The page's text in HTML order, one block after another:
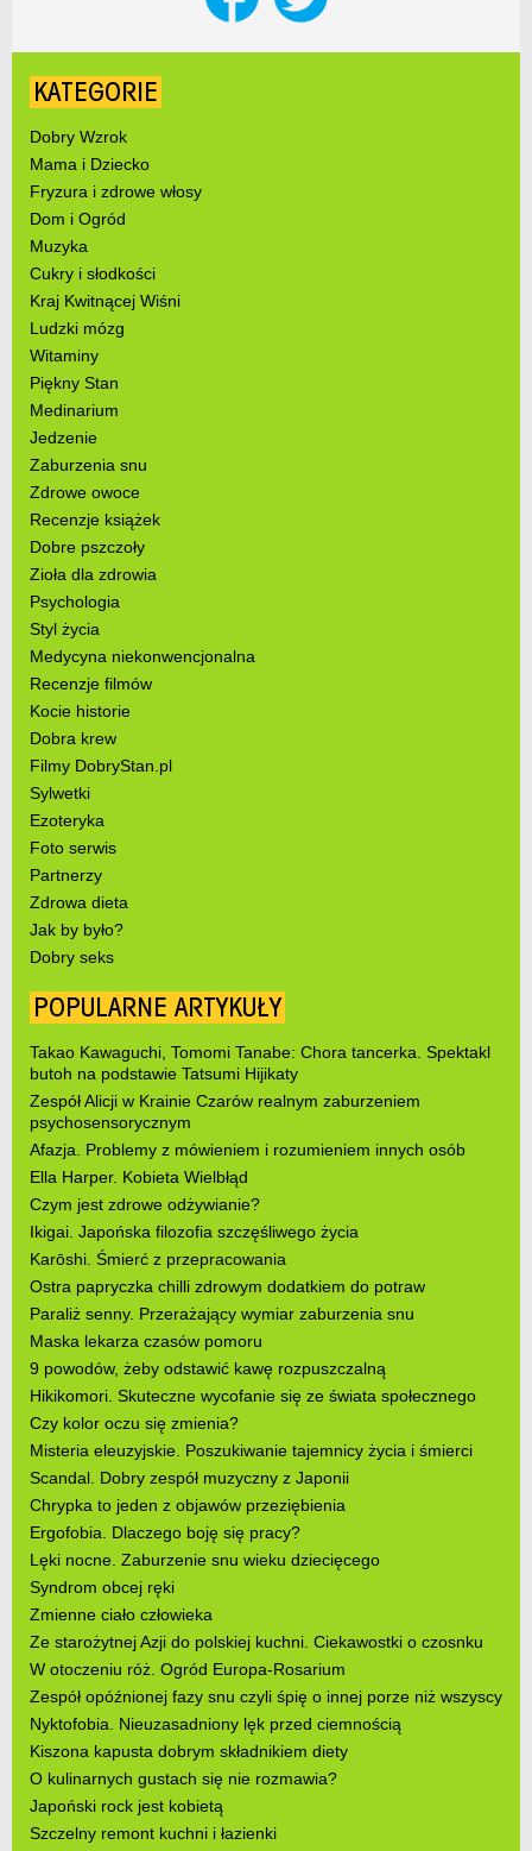
KATEGORIE
Dobry Wzrok
Mama i Dziecko
Fryzura i zdrowe włosy
Dom i Ogród
Muzyka
Cukry i słodkości
Kraj Kwitnącej Wiśni
Ludzki mózg
Witaminy
Piękny Stan
Medinarium
Jedzenie
Zaburzenia snu
Zdrowe owoce
Recenzje książek
Dobre pszczoły
Zioła dla zdrowia
Psychologia
Styl życia
Medycyna niekonwencjonalna
Recenzje filmów
Kocie historie
Dobra krew
Filmy DobryStan.pl
Sylwetki
Ezoteryka
Foto serwis
Partnerzy
Zdrowa dieta
Jak by było?
Dobry seks
POPULARNE ARTYKUŁY
Takao Kawaguchi, Tomomi Tanabe: Chora tancerka. Spektakl
butoh na podstawie Tatsumi Hijikaty
Zespół Alicji w Krainie Czarów realnym zaburzeniem
psychosensorycznym
Afazja. Problemy z mówieniem i rozumieniem innych osób
Ella Harper. Kobieta Wielbłąd
Czym jest zdrowe odżywianie?
Ikigai. Japońska filozofia szczęśliwego życia
Karōshi. Śmierć z przepracowania
Ostra papryczka chilli zdrowym dodatkiem do potraw
Paraliż senny. Przerażający wymiar zaburzenia snu
Maska lekarza czasów pomoru
9 powodów, żeby odstawić kawę rozpuszczalną
Hikikomori. Skuteczne wycofanie się ze świata społecznego
Czy kolor oczu się zmienia?
Misteria eleuzyjskie. Poszukiwanie tajemnicy życia i śmierci
Scandal. Dobry zespół muzyczny z Japonii
Chrypka to jeden z objawów przeziębienia
Ergofobia. Dlaczego boję się pracy?
Lęki nocne. Zaburzenie snu wieku dziecięcego
Syndrom obcej ręki
Zmienne ciało człowieka
Ze starożytnej Azji do polskiej kuchni. Ciekawostki o czosnku
W otoczeniu róż. Ogród Europa-Rosarium
Zespół opóźnionej fazy snu czyli śpię o innej porze niż wszyscy
Nyktofobia. Nieuzasadniony lęk przed ciemnością
Kiszona kapusta dobrym składnikiem diety
O kulinarnych gustach się nie rozmawia?
Japoński rock jest kobietą
Szczelny remont kuchni i łazienki